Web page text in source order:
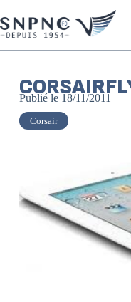
Publié le 18/11/2011
Corsair